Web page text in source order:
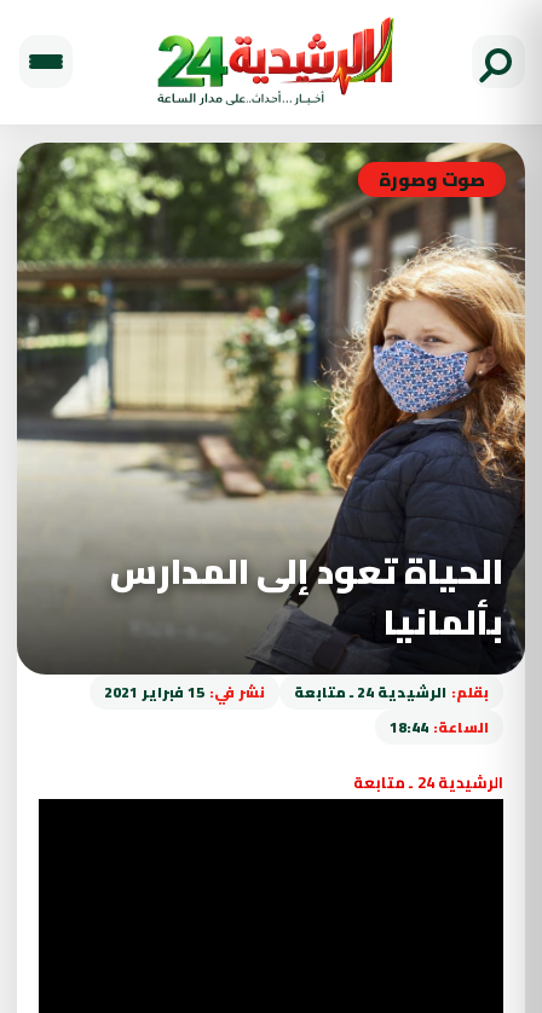
صوت وصورة
الحياة تعود إلى المدارس
بألمانيا
بقلم: الرشيدية 24 ـ متابعة نشر في: 15 فبراير 2021
الساعة: 18:44
الرشيدية 24 ـ متابعة